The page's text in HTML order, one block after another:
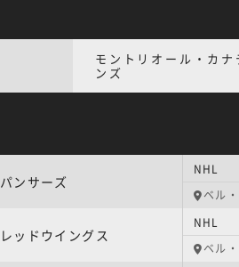
モントリオール・カナ
ンズ
パンサーズ
NHL
ベル
レッドウイングス
NHL
ベル